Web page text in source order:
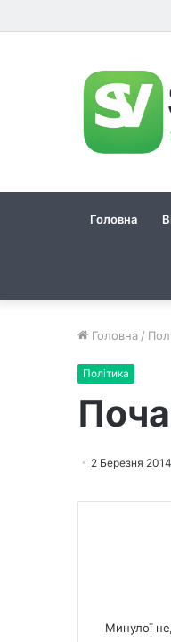
Головна
Головна /
Політика
2 Березня 2014
Минулої